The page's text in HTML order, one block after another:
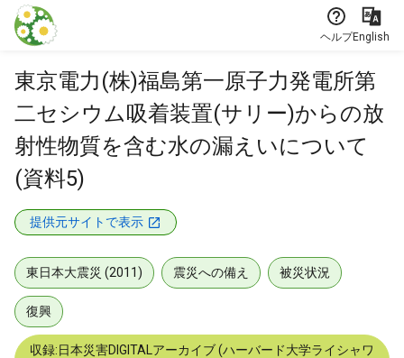
本文に飛ぶ
ヘルプEnglish
東京電力(株)福島第一原子力発電所第
二セシウム吸着装置(サリー)からの放
射性物質を含む水の漏えいについて
(資料5)
提供元サイトで表示
東日本大震災 (2011) 震災への備え 被災状況
復興
収録:日本災害DIGITALアーカイブ (ハーバード大学ライシャワ